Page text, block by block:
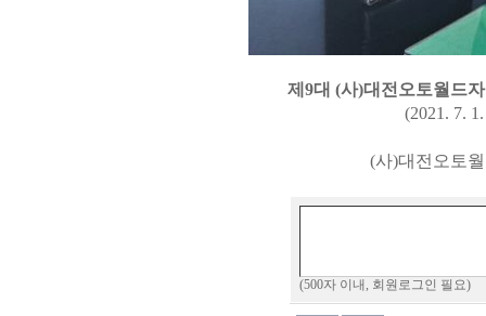
제9대 (사)대전오토월드자
(2021. 7. 1. ~
(사)대전오토월드자동
(500자 이내, 회원로그인 필요)